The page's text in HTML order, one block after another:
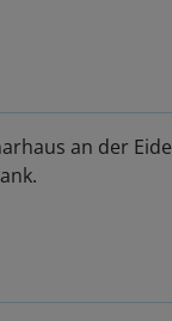
an der